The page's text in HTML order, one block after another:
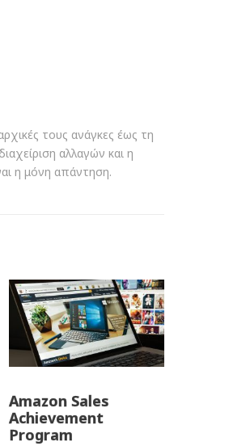
τους ανάγκες έως τη
αλλαγών και η
η μόνη απάντηση.
Amazon Sales
Achievement
Program